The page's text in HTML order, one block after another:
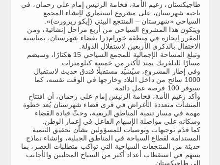
طاجيكستان، زعيم الأمة، فخامة الرئيس إمام علي رحمان، في
ناحية شهرستان، على مشروع استثماري لإنشاء المجمع
السياحي «شهرستان – المنتجع البيئي (إيكو ريزورت)».
ويتكون هذا المشروع السياحي من أربع مراحل إنشائية، ومن
المقرر إنجازه في منطقة خورام‌درا بقضاء شهرستان، بمناسبة
الاحتفال بالذكرى الأربعين لاستقلال الدولة.
وتبلغ المساحة الإجمالية للمجمع السياحي 15 هكتارًا، وسيضم
مسارًا للتلفريك يمتد لأكثر من خمسة كيلومترات.
وفي إطار المشروع، سيُشيَّد مستقبلًا فندق حديث لاستقبال
1000 سائح من داخل البلاد وخارجها في الوقت نفسه، كما
سيوفر 100 فرصة عمل دائمة.
وأكد زعيم الأمة، فخامة الرئيس إمام علي رحمان، أن افتتاح
المنشآت متعددة الأغراض في قرى قضاء شهرستان يُعد خطوة
مهمة في مسار تنمية المناطق الريفية، وحثّ قيادة القضاء
وسكانه على مواصلة الإسهام الفاعل في إعمار الوطن.
كما قدّم توجيهات وتوصيات للمسؤولين بشأن تحقيق التنمية
المستدامة لقطاع السياحة في المناطق الجبلية، وإنشاء نماذج
حديثة من المنتجعات السياحية التي تواكب متطلبات العصر، بما
يسهم في استقطاب أعداد أكبر من السياح المحليين والأجانب
إلى طاجيكستان.